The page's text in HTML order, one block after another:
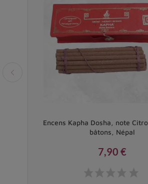
Encens Kapha Dosha, note
bâtons, Népal
7,90 €